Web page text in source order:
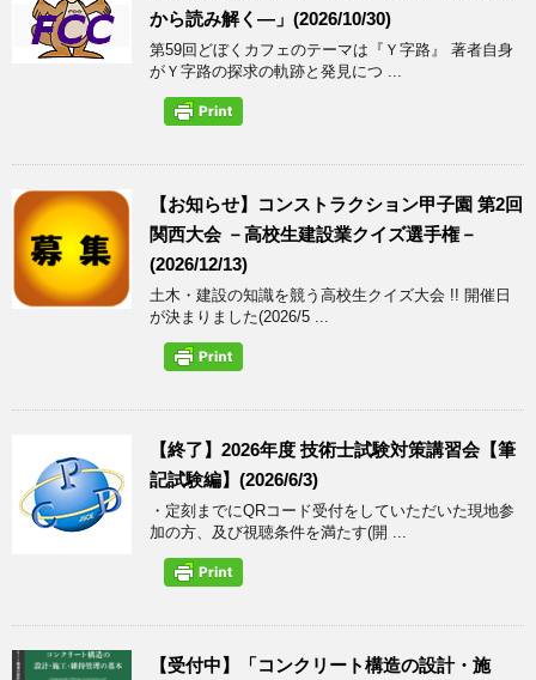
から読み解く―」(2026/10/30)
第59回どぼくカフェのテーマは『Ｙ字路』 著者自身
がＹ字路の探求の軌跡と発見につ ...
【お知らせ】コンストラクション甲子園 第2回
関西大会 －高校生建設業クイズ選手権－
(2026/12/13)
土木・建設の知識を競う高校生クイズ大会 !! 開催日
が決まりました(2026/5 ...
【終了】2026年度 技術士試験対策講習会【筆
記試験編】(2026/6/3)
・定刻までにQRコード受付をしていただいた現地参
加の方、及び視聴条件を満たす(開 ...
【受付中】「コンクリート構造の設計・施